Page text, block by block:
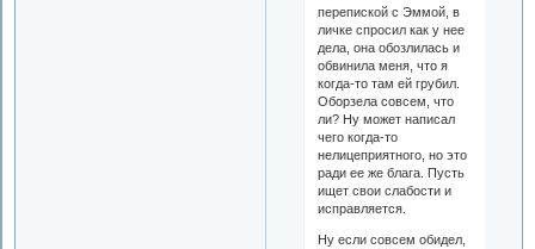
перепиской с Эммой, в
личке спросил как у нее
дела, она обозлилась и
обвинила меня, что я
когда-то там ей грубил.
Оборзела совсем, что
ли? Ну может написал
чего когда-то
нелицеприятного, но это
ради ее же блага. Пусть
ищет свои слабости и
исправляется.
Ну если совсем обидел,